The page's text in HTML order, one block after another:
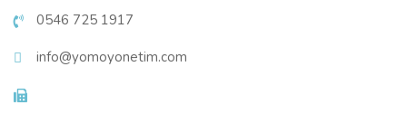
0546 725 1917
info@yomoyonetim.com